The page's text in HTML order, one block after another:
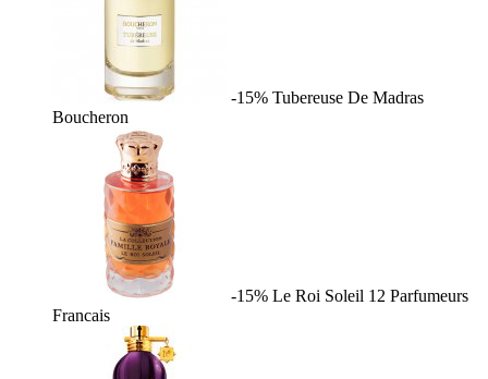
-15% Tubereuse De Madras
Boucheron
-15% Le Roi Soleil 12 Parfumeurs
Francais